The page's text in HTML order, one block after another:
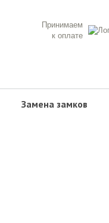
Принимаем
к оплате
Замена замков